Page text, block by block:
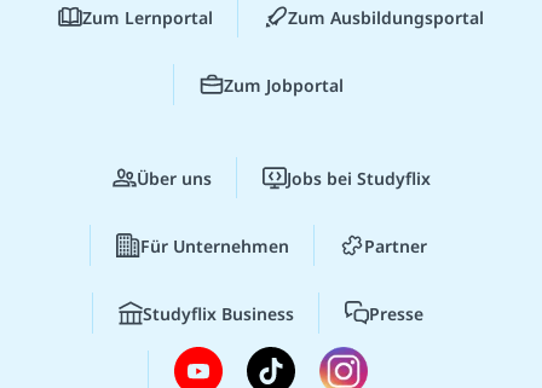
Zum Lernportal Zum Ausbildungsportal
Zum Jobportal
Über uns Jobs bei Studyflix
Für Unternehmen Partner
Studyflix Business Presse